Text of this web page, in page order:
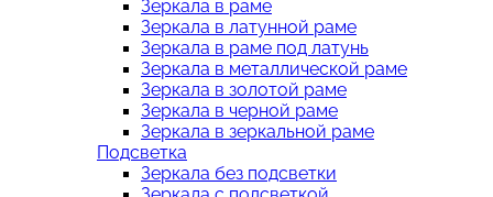
Зеркала в раме
Зеркала в латунной раме
Зеркала в раме под латунь
Зеркала в металлической раме
Зеркала в золотой раме
Зеркала в черной раме
Зеркала в зеркальной раме
Подсветка
Зеркала без подсветки